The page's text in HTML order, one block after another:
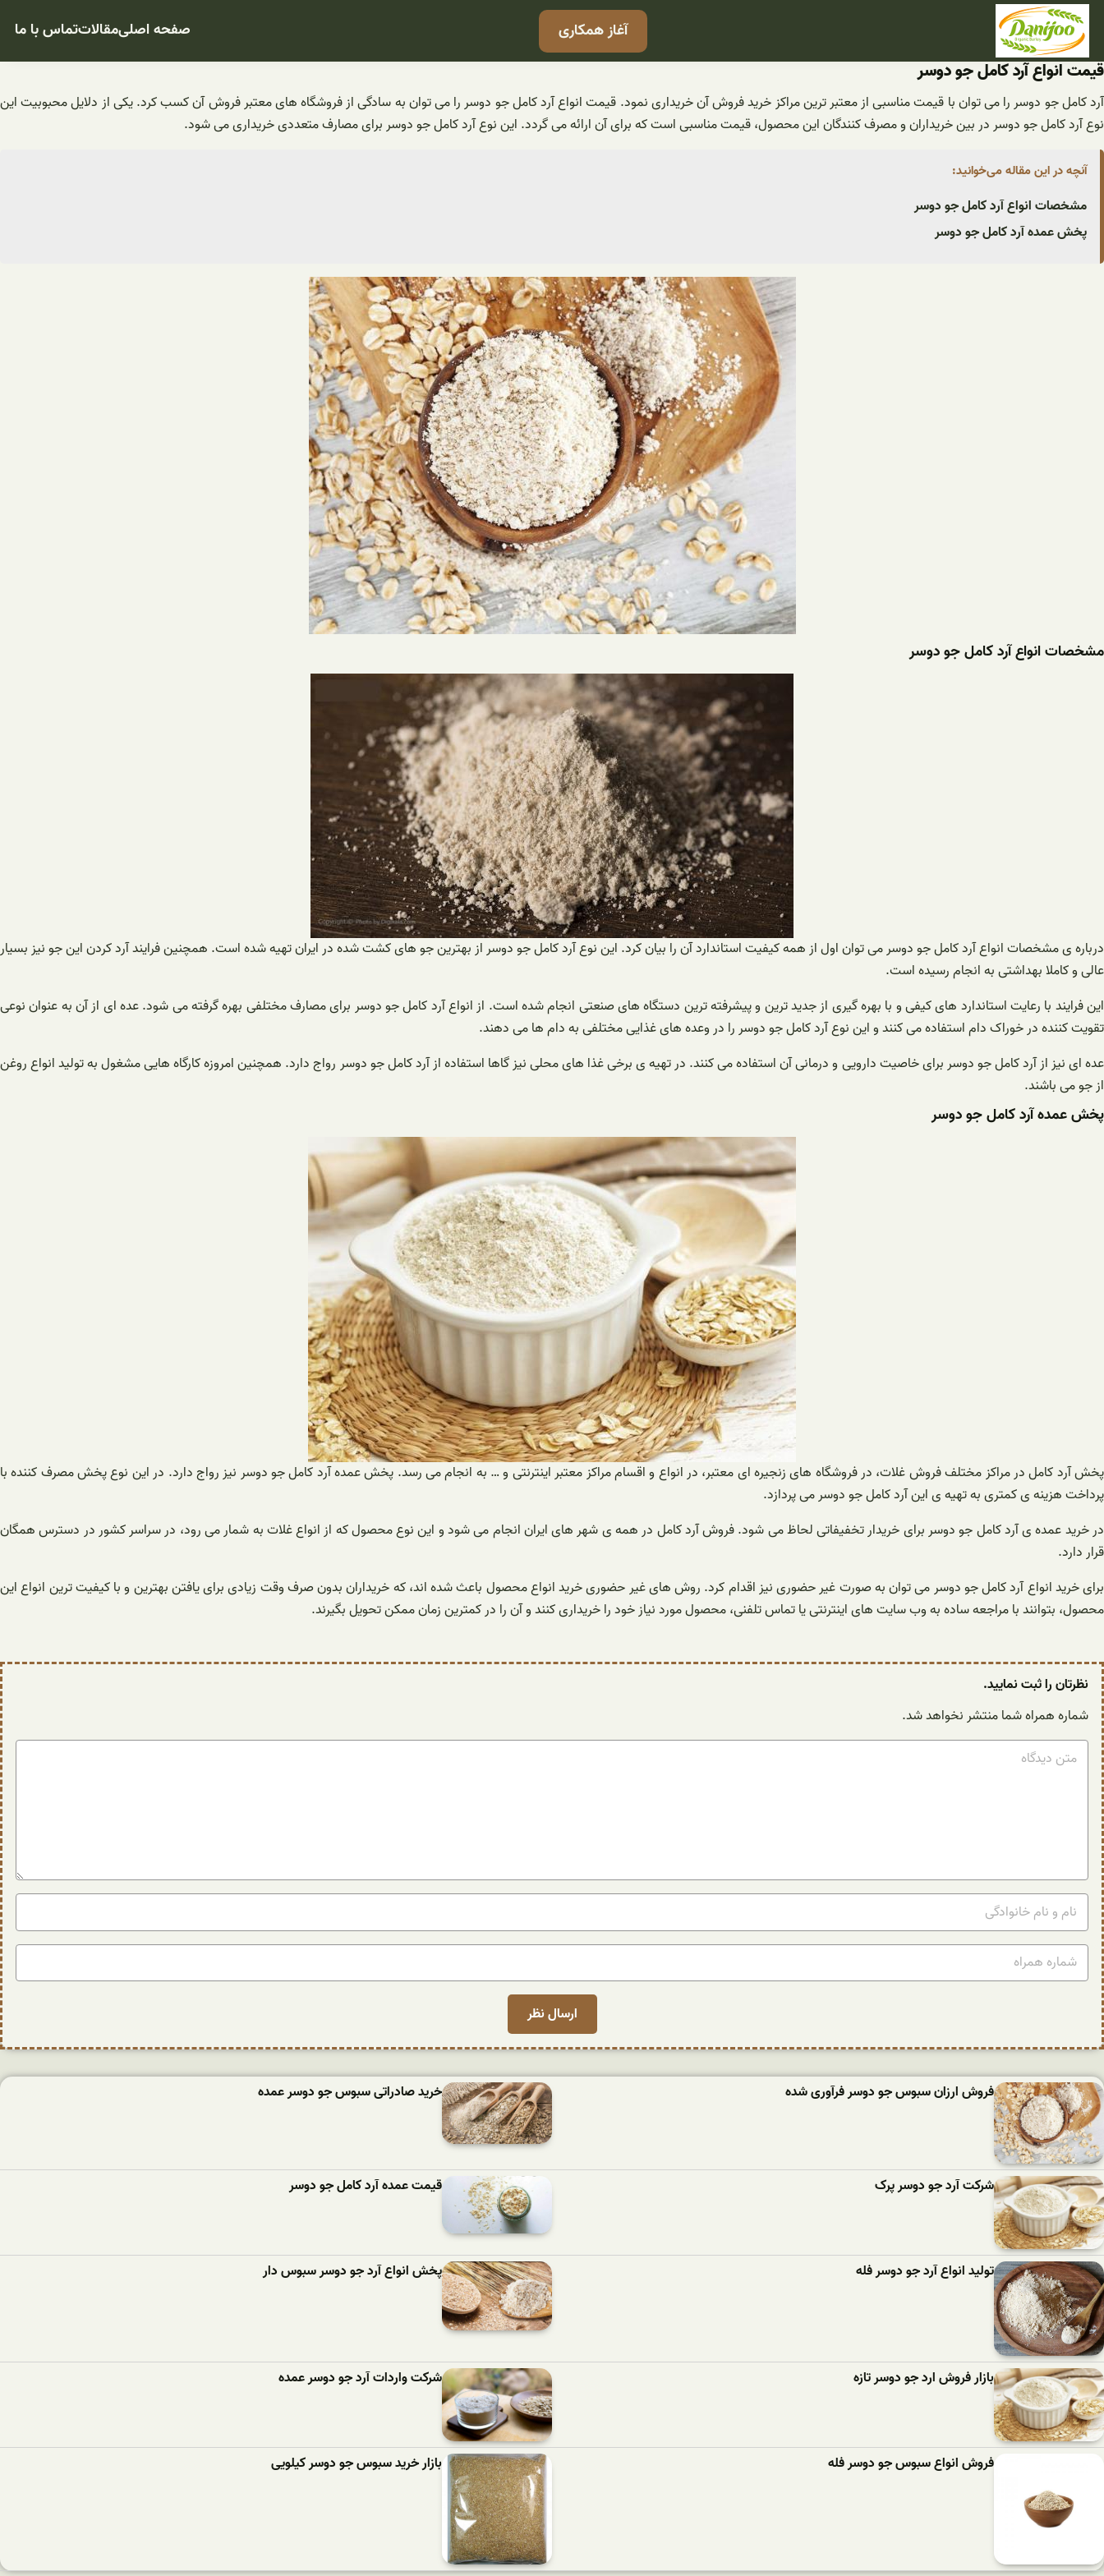
رفتن
محتوا
آغاز همکاری صفحه اصلیمقالاتتماس با ما
قیمت انواع آرد کامل جو دوسر
آرد کامل جو دوسر را می توان با قیمت مناسبی از معتبر ترین مراکز خرید فروش آن خریداری نمود. قیمت انواع آرد کامل جو دوسر را می توان به سادگی از فروشگاه های معتبر فروش آن کسب کرد. یکی از دلایل محبوبیت این
نوع آرد کامل جو دوسر در بین خریداران و مصرف کنندگان این محصول، قیمت مناسبی است که برای آن ارائه می گردد. این نوع آرد کامل جو دوسر برای مصارف متعددی خریداری می شود.
آنچه در این مقاله می‌خوانید:
مشخصات انواع آرد کامل جو دوسر
پخش عمده آرد کامل جو دوسر
مشخصات انواع آرد کامل جو دوسر
درباره ی مشخصات انواع آرد کامل جو دوسر می توان اول از همه کیفیت استاندارد آن را بیان کرد. این نوع آرد کامل جو دوسر از بهترین جو های کشت شده در ایران تهیه شده است. همچنین فرایند آرد کردن این جو نیز بسیار
عالی و کاملا بهداشتی به انجام رسیده است.
این فرایند با رعایت استاندارد های کیفی و با بهره گیری از جدید ترین و پیشرفته ترین دستگاه های صنعتی انجام شده است. از انواع آرد کامل جو دوسر برای مصارف مختلفی بهره گرفته می شود. عده ای از آن به عنوان نوعی
تقویت کننده در خوراک دام استفاده می کنند و این نوع آرد کامل جو دوسر را در وعده های غذایی مختلفی به دام ها می دهند.
عده ای نیز از آرد کامل جو دوسر برای خاصیت دارویی و درمانی آن استفاده می کنند. در تهیه ی برخی غذا های محلی نیز گاها استفاده از آرد کامل جو دوسر رواج دارد. همچنین امروزه کارگاه هایی مشغول به تولید انواع روغن
از جو می باشند.
پخش عمده آرد کامل جو دوسر
پخش آرد کامل در مراکز مختلف فروش غلات، در فروشگاه های زنجیره ای معتبر، در انواع و اقسام مراکز معتبر اینترنتی و … به انجام می رسد. پخش عمده آرد کامل جو دوسر نیز رواج دارد. در این نوع پخش مصرف کننده با
پرداخت هزینه ی کمتری به تهیه ی این آرد کامل جو دوسر می پردازد.
در خرید عمده ی آرد کامل جو دوسر برای خریدار تخفیفاتی لحاظ می شود. فروش آرد کامل در همه ی شهر های ایران انجام می شود و این نوع محصول که از انواع غلات به شمار می رود، در سراسر کشور در دسترس همگان
قرار دارد.
برای خرید انواع آرد کامل جو دوسر می توان به صورت غیر حضوری نیز اقدام کرد. روش های غیر حضوری خرید انواع محصول باعث شده اند، که خریداران بدون صرف وقت زیادی برای یافتن بهترین و با کیفیت ترین انواع این
محصول، بتوانند با مراجعه ساده به وب سایت های اینترنتی یا تماس تلفنی، محصول مورد نیاز خود را خریداری کنند و آن را در کمترین زمان ممکن تحویل بگیرند.
نظرتان را ثبت نمایید.
شماره همراه شما منتشر نخواهد شد.
فروش ارزان سبوس جو دوسر فرآوری شده خرید صادراتی سبوس جو دوسر عمده
شرکت آرد جو دوسر پرک قیمت عمده آرد کامل جو دوسر
تولید انواع آرد جو دوسر فله پخش انواع آرد جو دوسر سبوس دار
بازار فروش ارد جو دوسر تازه شرکت واردات آرد جو دوسر عمده
فروش انواع سبوس جو دوسر فله بازار خرید سبوس جو دوسر کیلویی